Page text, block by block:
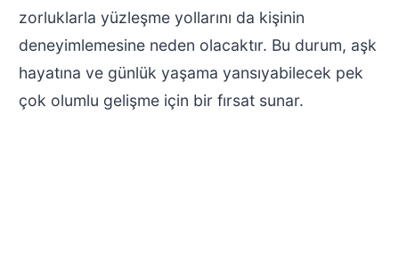
zorluklarla yüzleşme yollarını da kişinin
deneyimlemesine neden olacaktır. Bu durum, aşk
hayatına ve günlük yaşama yansıyabilecek pek
çok olumlu gelişme için bir fırsat sunar.